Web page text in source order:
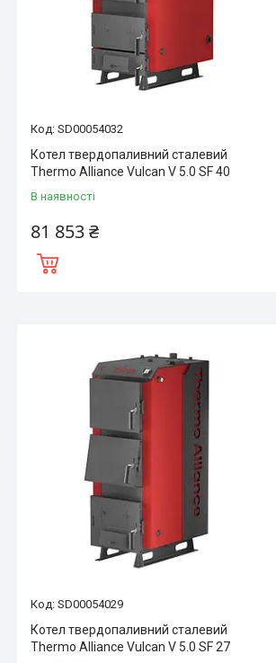
SD00054032
Котел твердопаливний сталевий
Thermo Alliance Vulcan V 5.0 SF 40
В наявності
81 853 ₴
SD00054029
Котел твердопаливний сталевий
Thermo Alliance Vulcan V 5.0 SF 27